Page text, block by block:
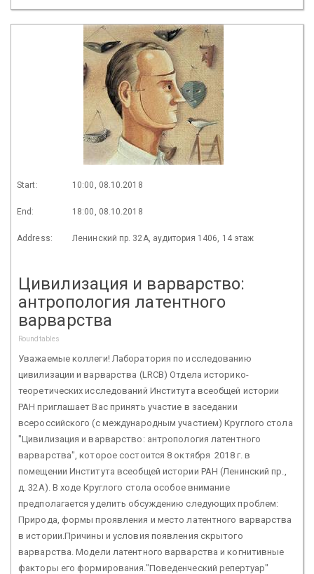
Start: 10:00, 08.10.2018
End: 18:00, 08.10.2018
Address: Ленинский пр. 32А, аудитория 1406, 14 этаж
Цивилизация и варварство:
антропология латентного
варварства
Roundtables
Уважаемые коллеги! Лаборатория по исследованию
цивилизации и варварства (LRCB) Отдела историко-
теоретических исследований Института всеобщей истории
РАН приглашает Вас принять участие в заседании
всероссийского (с международным участием) Круглого стола
"Цивилизация и варварство: антропология латентного
варварства", которое состоится 8 октября 2018 г. в
помещении Института всеобщей истории РАН (Ленинский пр.,
д. 32А). В ходе Круглого стола особое внимание
предполагается уделить обсуждению следующих проблем:
Природа, формы проявления и место латентного варварства
в истории.Причины и условия появления скрытого
варварства. Модели латентного варварства и когнитивные
факторы его формирования."Поведенческий репертуар"